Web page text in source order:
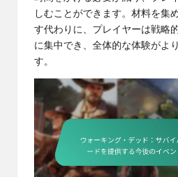
しむことができます。材料を集
す代わりに、プレイヤーは戦略
に集中でき、全体的な体験がよ
す。